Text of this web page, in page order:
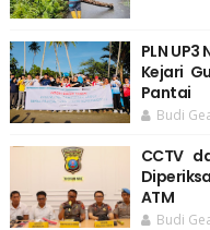
PLN
Kejari
Pantai
Budi
CCTV
ATM
Budi